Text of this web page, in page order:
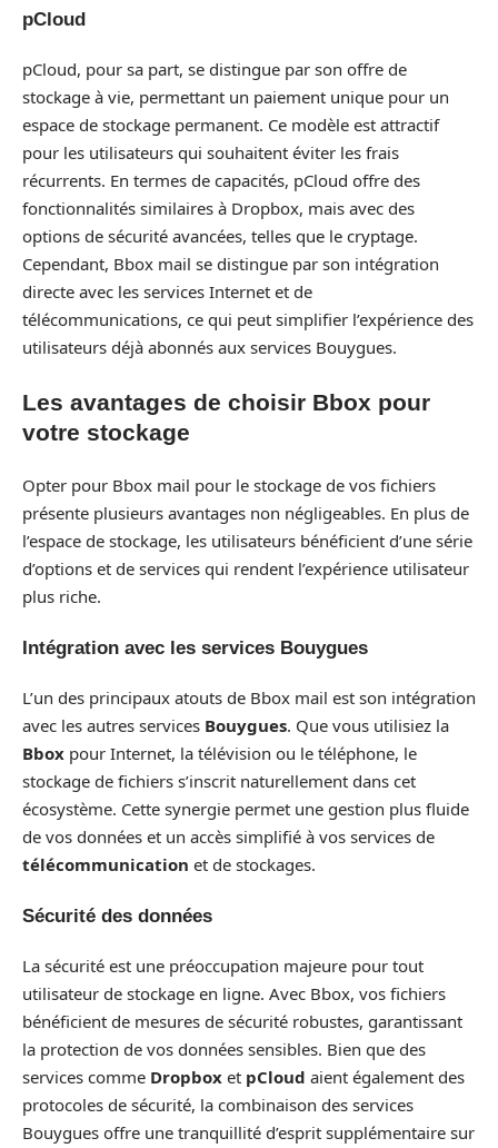
pCloud
pCloud, pour sa part, se distingue par son offre de
stockage à vie, permettant un paiement unique pour un
espace de stockage permanent. Ce modèle est attractif
pour les utilisateurs qui souhaitent éviter les frais
récurrents. En termes de capacités, pCloud offre des
fonctionnalités similaires à Dropbox, mais avec des
options de sécurité avancées, telles que le cryptage.
Cependant, Bbox mail se distingue par son intégration
directe avec les services Internet et de
télécommunications, ce qui peut simplifier l’expérience des
utilisateurs déjà abonnés aux services Bouygues.
Les avantages de choisir Bbox pour
votre stockage
Opter pour Bbox mail pour le stockage de vos fichiers
présente plusieurs avantages non négligeables. En plus de
l’espace de stockage, les utilisateurs bénéficient d’une série
d’options et de services qui rendent l’expérience utilisateur
plus riche.
Intégration avec les services Bouygues
L’un des principaux atouts de Bbox mail est son intégration
avec les autres services Bouygues. Que vous utilisiez la
Bbox pour Internet, la télévision ou le téléphone, le
stockage de fichiers s’inscrit naturellement dans cet
écosystème. Cette synergie permet une gestion plus fluide
de vos données et un accès simplifié à vos services de
télécommunication et de stockages.
Sécurité des données
La sécurité est une préoccupation majeure pour tout
utilisateur de stockage en ligne. Avec Bbox, vos fichiers
bénéficient de mesures de sécurité robustes, garantissant
la protection de vos données sensibles. Bien que des
services comme Dropbox et pCloud aient également des
protocoles de sécurité, la combinaison des services
Bouygues offre une tranquillité d’esprit supplémentaire sur